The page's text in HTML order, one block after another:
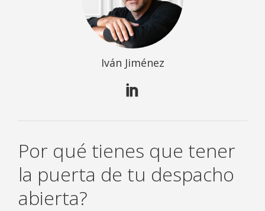
Iván Jiménez
Por qué tienes que tener
la puerta de tu despacho
abierta?